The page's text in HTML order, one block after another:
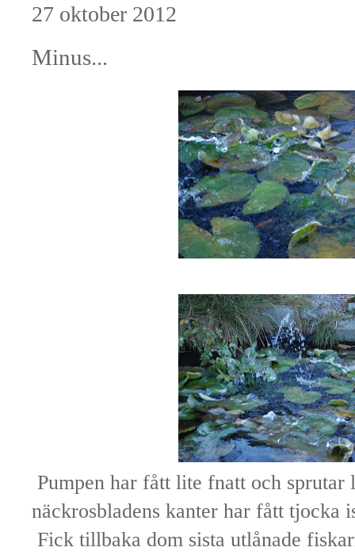
27 oktober 2012
Minus...
Pumpen har fått lite fnatt och sprutar
näckrosbladens kanter har fått tjocka
Fick tillbaka dom sista utlånade